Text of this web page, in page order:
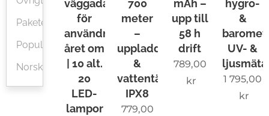
Byggd
för jakt,
räddni
ng,
arbete,
Paketerbjudanden
Populärt
Norsk
väggadapter
för
användning
året om
| 10 alt.
20
LED-
lampor
700
meter
–
uppladdningsbar
&
vattentät
IPX8
779,00
mAh –
upp till
58 h
drift
789,00
kr
hygro-
&
UV- &
1 795,00
kr